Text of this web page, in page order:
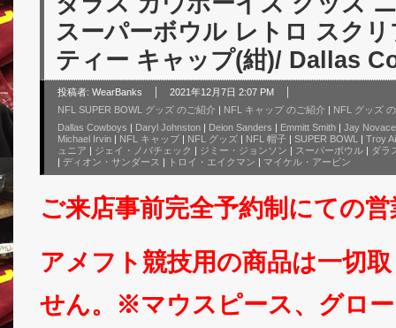
スーパーボウル レトロ スク
ティー キャップ(紺)/ Dallas
投稿者: WearBanks
2021年12月7日 2:07 PM
NFL SUPER BOWL グッズ のご紹介 | NFL キャップ のご紹介 | NFL グッズ
Dallas Cowboys | Daryl Johnston | Deion Sanders | Emmitt Smith | Jay
Michael Irvin | NFL キャップ | NFL グッズ | NFL 帽子 | SUPER BOWL | Troy
ュニア | ジェイ・ノバチェック | ジミー・ジョンソン | スーパーボウル | ダラ
| ディオン・サンダース | トロイ・エイクマン | マイケル・アービン
ご来店事前完全予約制にての
アメフト競技用の商品は一切
せん。※マウスピース、グロ